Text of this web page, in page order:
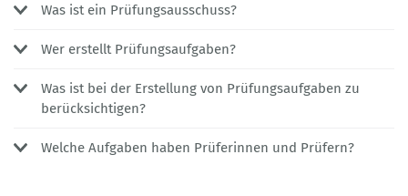
Was ist ein Prüfungsausschuss?
Wer erstellt Prüfungsaufgaben?
Was ist bei der Erstellung von Prüfungsaufgaben zu
berücksichtigen?
Welche Aufgaben haben Prüferinnen und Prüfern?